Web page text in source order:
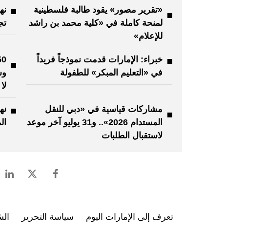
«تقرير مصور» يقود طالبة فلسطينية
لمنحة كاملة في «كلية محمد بن راشد
للإعلام»
خبراء: الإمارات قدمت نموذجاً فريداً
في «التعليم المبكر» للطفولة
مشاركات قياسية في «دبي للنقل
المستدام 2026».. و31 يوليو آخر موعد
لاستقبال الطلبات
تعرف إلى الإمارات اليوم سياسة التحرير